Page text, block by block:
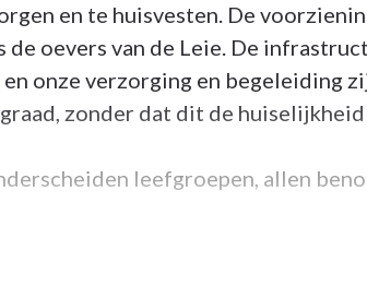
en te huisvesten. De
oevers van de Leie. De
onze verzorging en begeleiding
zonder dat dit de
leefgroepen, allen
we elke bewoner benaderen als